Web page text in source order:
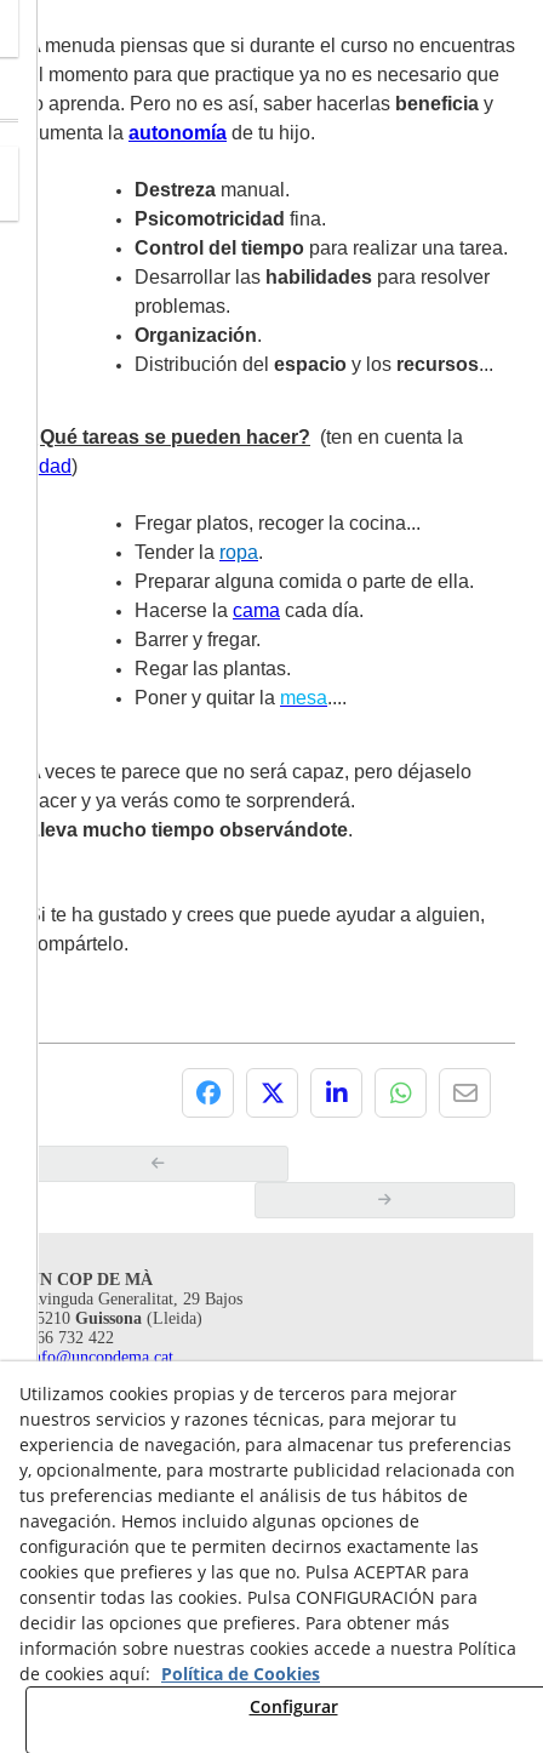
A menuda piensas que si durante el curso no encuentras
el momento para que practique ya no es necesario que
lo aprenda. Pero no es así, saber hacerlas beneficia y
aumenta la autonomía de tu hijo.
Destreza manual.
Psicomotricidad fina.
Control del tiempo para realizar una tarea.
Desarrollar las habilidades para resolver
problemas.
Organización.
Distribución del espacio y los recursos...
¿Qué tareas se pueden hacer? (ten en cuenta la
edad)
Fregar platos, recoger la cocina...
Tender la ropa.
Preparar alguna comida o parte de ella.
Hacerse la cama cada día.
Barrer y fregar.
Regar las plantas.
Poner y quitar la mesa....
A veces te parece que no será capaz, pero déjaselo
hacer y ya verás como te sorprenderá.
Lleva mucho tiempo observándote.
Si te ha gustado y crees que puede ayudar a alguien,
compártelo.
UN COP DE MÀ
Avinguda Generalitat, 29 Bajos
25210 Guissona (Lleida)
666 732 422
info@uncopdema.cat
!SÍGUENOS!
Aviso legal
Utilizamos cookies propias y de terceros para mejorar
nuestros servicios y razones técnicas, para mejorar tu
experiencia de navegación, para almacenar tus preferencias
y, opcionalmente, para mostrarte publicidad relacionada con
tus preferencias mediante el análisis de tus hábitos de
navegación. Hemos incluido algunas opciones de
configuración que te permiten decirnos exactamente las
cookies que prefieres y las que no. Pulsa ACEPTAR para
consentir todas las cookies. Pulsa CONFIGURACIÓN para
decidir las opciones que prefieres. Para obtener más
información sobre nuestras cookies accede a nuestra Política
de cookies aquí: Política de Cookies
Configurar